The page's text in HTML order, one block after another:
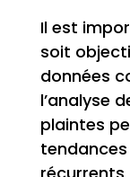
Il est
soit
données
l’analyse
plaintes